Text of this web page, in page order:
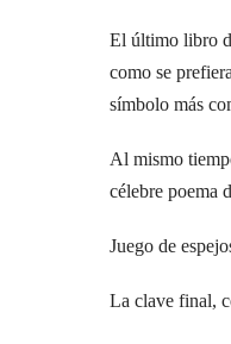
El último libro
como se
símbolo más
Al mismo
célebre poema
Juego de
La clave final,